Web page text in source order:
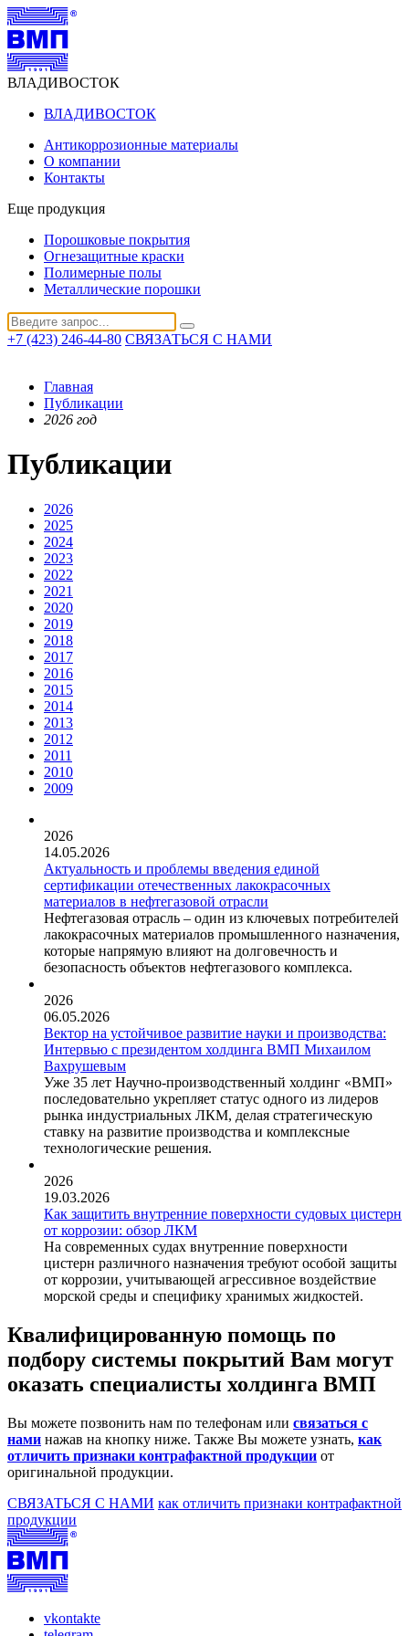
ВЛАДИВОСТОК
ВЛАДИВОСТОК
Антикоррозионные материалы
О компании
Контакты
Еще продукция
Порошковые покрытия
Огнезащитные краски
Полимерные полы
Металлические порошки
+7 (423) 246-44-80 СВЯЗАТЬСЯ С НАМИ
Главная
Публикации
2026 год
Публикации
2026
2025
2024
2023
2022
2021
2020
2019
2018
2017
2016
2015
2014
2013
2012
2011
2010
2009
2026
14.05.2026
Актуальность и проблемы введения единой
сертификации отечественных лакокрасочных
материалов в нефтегазовой отрасли
Нефтегазовая отрасль – один из ключевых потребителей
лакокрасочных материалов промышленного назначения,
которые напрямую влияют на долговечность и
безопасность объектов нефтегазового комплекса.
2026
06.05.2026
Вектор на устойчивое развитие науки и производства:
Интервью с президентом холдинга ВМП Михаилом
Вахрушевым
Уже 35 лет Научно-производственный холдинг «ВМП»
последовательно укрепляет статус одного из лидеров
рынка индустриальных ЛКМ, делая стратегическую
ставку на развитие производства и комплексные
технологические решения.
2026
19.03.2026
Как защитить внутренние поверхности судовых цистерн
от коррозии: обзор ЛКМ
На современных судах внутренние поверхности
цистерн различного назначения требуют особой защиты
от коррозии, учитывающей агрессивное воздействие
морской среды и специфику хранимых жидкостей.
Квалифицированную помощь по
подбору системы покрытий Вам могут
оказать специалисты холдинга ВМП
Вы можете позвонить нам по телефонам или связаться с
нами нажав на кнопку ниже. Также Вы можете узнать, как
отличить признаки контрафактной продукции от
оригинальной продукции.
СВЯЗАТЬСЯ С НАМИ как отличить признаки контрафактной
продукции
vkontakte